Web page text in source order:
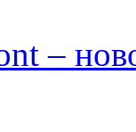
–